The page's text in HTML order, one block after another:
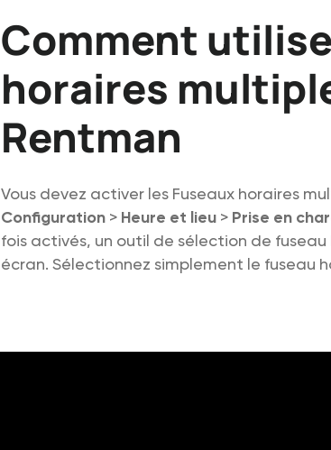
Comment
horaires
Rentman
Vous devez activer les Fuseaux horaires
Configuration>Heure et lieu> Prise en
fois activés, un outil de sélection de
écran. Sélectionnez simplement le fuseau